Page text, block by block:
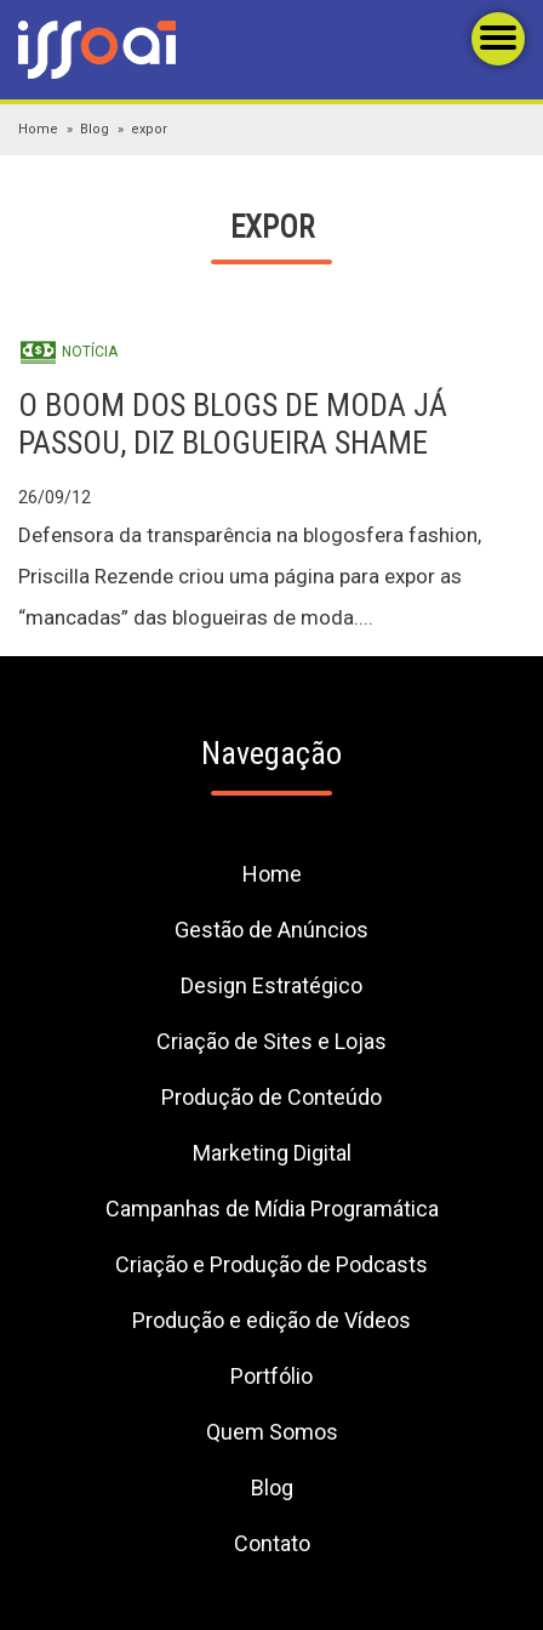
Home Blog expor
EXPOR
NOTÍCIA
O BOOM DOS BLOGS DE MODA JÁ
PASSOU, DIZ BLOGUEIRA SHAME
26/09/12
Defensora da transparência na blogosfera fashion,
Priscilla Rezende criou uma página para expor as
“mancadas” das blogueiras de moda....
Navegação
Home
Gestão de Anúncios
Design Estratégico
Criação de Sites e Lojas
Produção de Conteúdo
Marketing Digital
Campanhas de Mídia Programática
Criação e Produção de Podcasts
Produção e edição de Vídeos
Portfólio
Quem Somos
Blog
Contato